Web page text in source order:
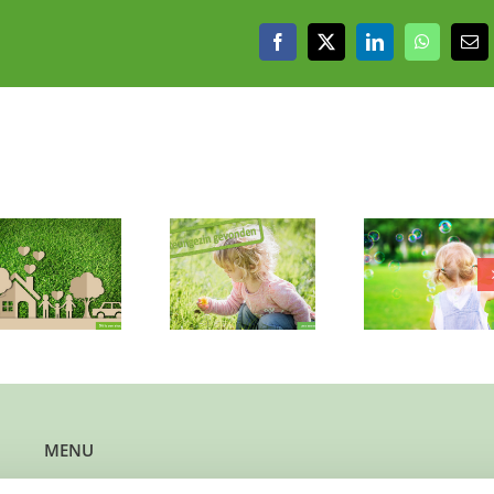
Facebook
X LinkedIn
E-
Onbezorgd
speelplekje
gezocht voor
dametje van 1
Fijn plekje
gezocht voor
meisje van bijna
3
‘Warm
in
voor 3
(11, 14
MENU
Kun je steun gebruiken?